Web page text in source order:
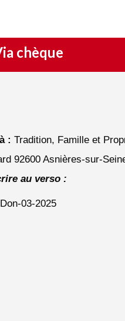
chèque
: Tradition, Famille et
92600 Asnières-sur-
au verso :
Don-03-2025